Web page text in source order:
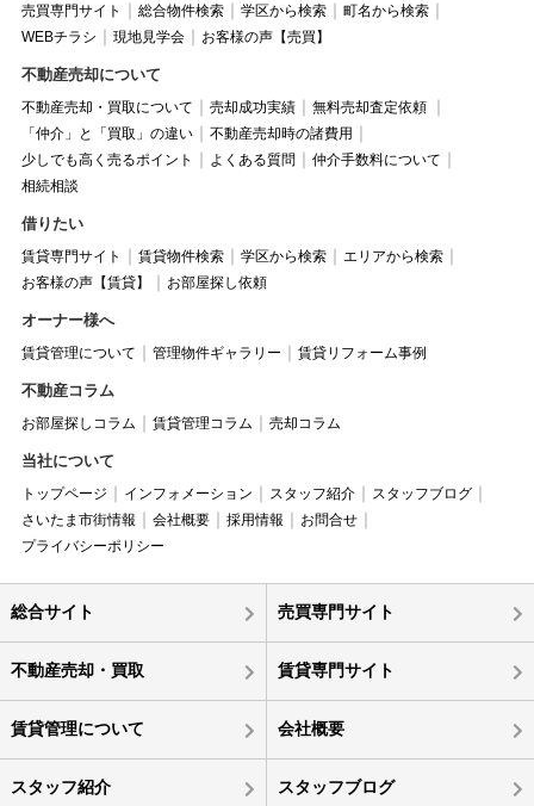
売買専門サイト 総合物件検索 学区から検索
町名から検索
WEBチラシ
現地見学会 お客様の声【売買】
不動産売却について
不動産売却・買取について 売却成功実績
無料売却査定依頼
「仲介」と「買取」の違い
不動産売却時の諸費用
少しでも高く売るポイント
よくある質問
仲介手数料について
相続相談
借りたい
賃貸専門サイト 賃貸物件検索 学区から検索
エリアから検索
お客様の声【賃貸】
お部屋探し依頼
オーナー様へ
賃貸管理について 管理物件ギャラリー 賃貸リフォーム事例
不動産コラム
お部屋探しコラム 賃貸管理コラム 売却コラム
当社について
トップページ インフォメーション スタッフ紹介
スタッフブログ
さいたま市街情報
会社概要 採用情報
お問合せ
プライバシーポリシー
総合サイト 売買専門サイト
不動産売却・買取 賃貸専門サイト
賃貸管理について 会社概要
スタッフ紹介 スタッフブログ